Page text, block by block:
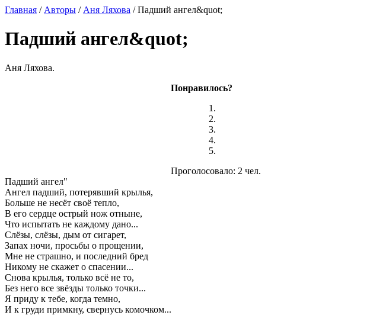
Главная / Авторы / Аня Ляхова / Падший ангел&quot;
Падший ангел&quot;
Аня Ляхова.
Понравилось?
Проголосовало: 2 чел.
Падший ангел"
Ангел падший, потерявший крылья,
Больше не несёт своё тепло,
В его сердце острый нож отныне,
Что испытать не каждому дано...
Слёзы, слёзы, дым от сигарет,
Запах ночи, просьбы о прощении,
Мне не страшно, и последний бред
Никому не скажет о спасении...
Снова крылья, только всё не то,
Без него все звёзды только точки...
Я приду к тебе, когда темно,
И к груди примкну, свернусь комочком...